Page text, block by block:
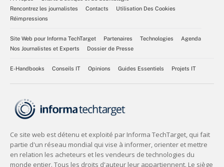
Rencontrez les journalistes
Contacts
Utilisation Des Cookies
Réimpressions
Site Web pour Informa TechTarget Partenaires Technologies
Agenda
Nos Journalistes et Experts
Dossier de Presse
E-Handbooks Conseils IT Opinions Guides Essentiels Projets IT